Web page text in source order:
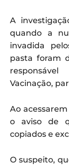
A
quando a
invadida
pasta foram
Vacinação,
Ao
o aviso de
copiados e
O suspeito,